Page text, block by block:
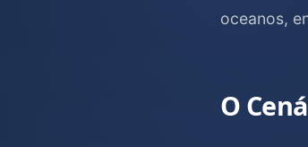
oceanos,
O